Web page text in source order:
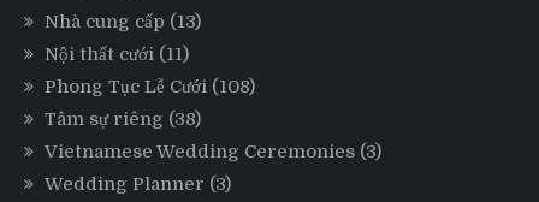
Nhà cung cấp (13)
Nội thất cưới (11)
Phong Tục Lễ Cưới (108)
Tâm sự riêng (38)
Vietnamese Wedding Ceremonies (3)
Wedding Planner (3)